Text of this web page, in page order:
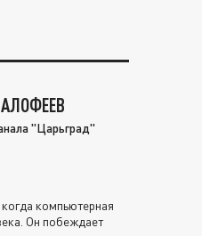
"Царьград"
компьютерная
Он побеждает